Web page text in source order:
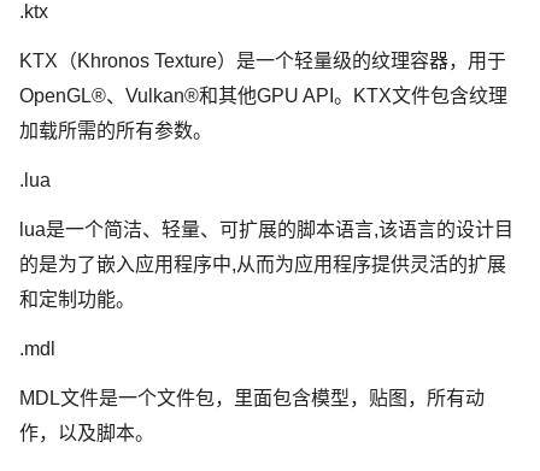
.ktx
KTX（Khronos Texture）是一个轻量级的纹理容器，用于
OpenGL®、Vulkan®和其他GPU API。KTX文件包含纹理
加载所需的所有参数。
.lua
lua是一个简洁、轻量、可扩展的脚本语言,该语言的设计目
的是为了嵌入应用程序中,从而为应用程序提供灵活的扩展
和定制功能。
.mdl
MDL文件是一个文件包，里面包含模型，贴图，所有动
作，以及脚本。